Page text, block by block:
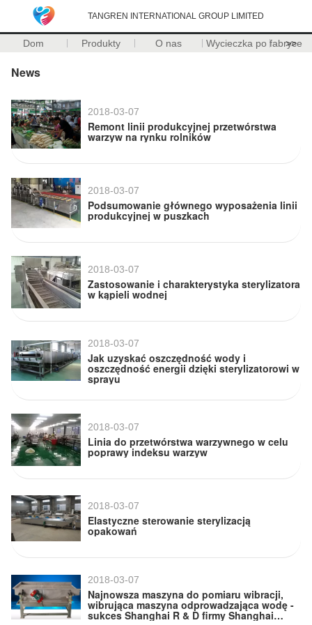
TANGREN INTERNATIONAL GROUP LIMITED
Dom Produkty O nas Wycieczka po fabryce
>>
News
2018-03-07
Remont linii produkcyjnej przetwórstwa
warzyw na rynku rolników
2018-03-07
Podsumowanie głównego wyposażenia linii
produkcyjnej w puszkach
2018-03-07
Zastosowanie i charakterystyka sterylizatora
w kąpieli wodnej
2018-03-07
Jak uzyskać oszczędność wody i
oszczędność energii dzięki sterylizatorowi w
sprayu
2018-03-07
Linia do przetwórstwa warzywnego w celu
poprawy indeksu warzyw
2018-03-07
Elastyczne sterowanie sterylizacją
opakowań
2018-03-07
Najnowsza maszyna do pomiaru wibracji,
wibrująca maszyna odprowadzająca wodę -
sukces Shanghai R & D firmy Shanghai